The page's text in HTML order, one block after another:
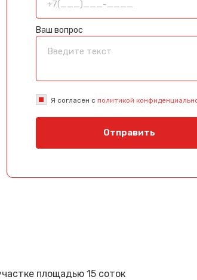
Ваш вопрос
Я согласен с политикой
Отправить